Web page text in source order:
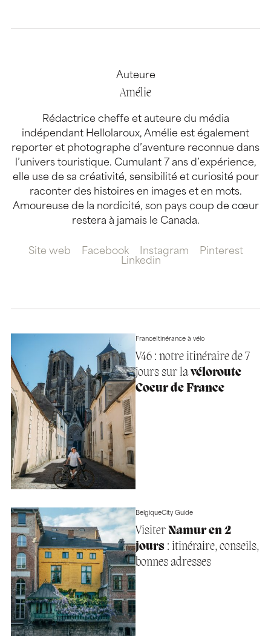
Auteure
Amélie
Rédactrice cheffe et auteure du média
indépendant Hellolaroux, Amélie est également
reporter et photographe d’aventure reconnue dans
l’univers touristique. Cumulant 7 ans d’expérience,
elle use de sa créativité, sensibilité et curiosité pour
raconter des histoires en images et en mots.
Amoureuse de la nordicité, son pays coup de cœur
restera à jamais le Canada.
Site web Facebook Instagram
Pinterest
Linkedin
FranceItinérance à vélo
V46 : notre itinéraire de 7
jours sur lavéloroute
Coeur de France
BelgiqueCity Guide
Visiter Namur en 2
jours: itinéraire, conseils,
bonnes adresses